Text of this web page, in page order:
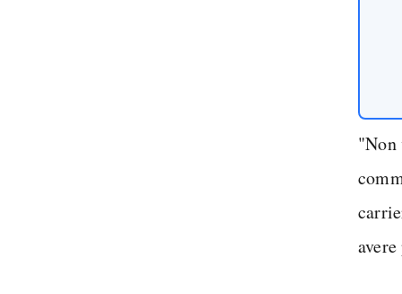
"Non